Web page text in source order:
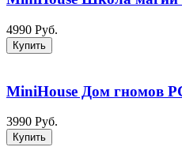
4990 Руб.
Купить
MiniHouse Дом гномов
3990 Руб.
Купить